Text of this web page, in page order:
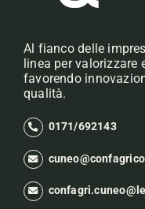
Al fianco delle
linea per valorizzare
favorendo
qualità.
0171/692143